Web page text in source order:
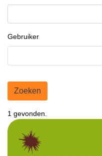
Gebruiker
Zoeken
1 gevonden.